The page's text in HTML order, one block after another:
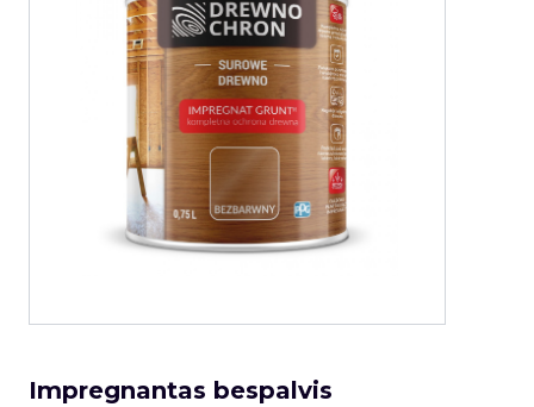
Impregnantas bespalvis